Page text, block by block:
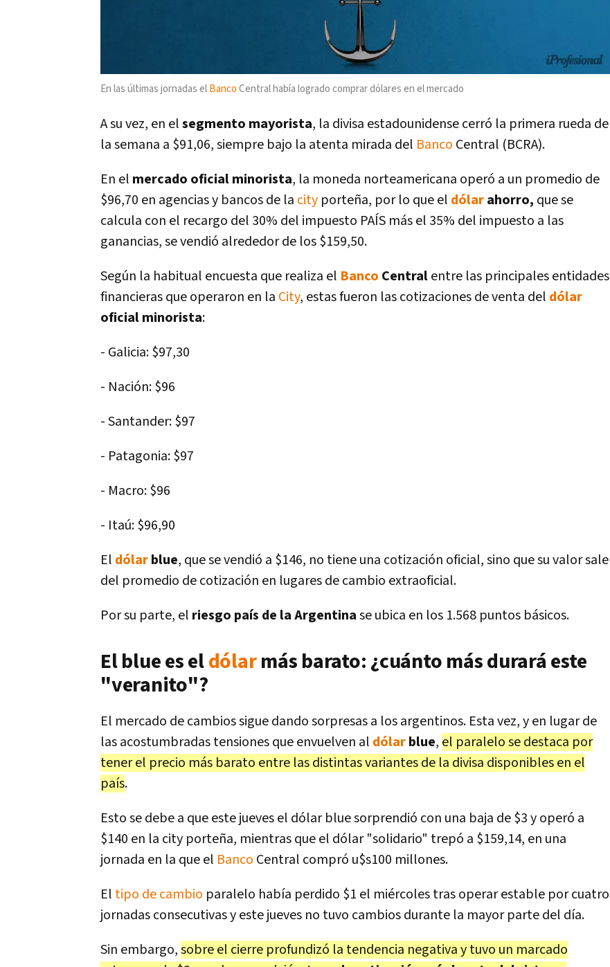
En las últimas jornadas el Banco Central había logrado comprar dólares en el mercado
A su vez, en elsegmento mayorista, la divisa estadounidense cerró la primera rueda de
la semana a $91,06, siempre bajo la atenta mirada del Banco Central (BCRA).
En el mercado oficial minorista, la moneda norteamericana operó a un promedio de
$96,70 en agencias y bancos de la city porteña, por lo que el dólarahorro, que se
calcula con el recargo del 30% del impuesto PAÍS más el 35% del impuesto a las
ganancias, se vendió alrededor de los $159,50.
Según la habitual encuesta que realiza el Banco Centralentre las principales entidades
financieras que operaron en la City, estas fueron las cotizaciones de venta del dólar
oficial minorista:
- Galicia: $97,30
- Nación: $96
- Santander: $97
- Patagonia: $97
- Macro: $96
- Itaú: $96,90
El dólarblue, que se vendió a $146, no tiene una cotización oficial, sino que su valor sale
del promedio de cotización en lugares de cambio extraoficial.
Por su parte, el riesgo país de la Argentinase ubica en los 1.568 puntos básicos.
El blue es eldólarmás barato: ¿cuánto más durará este
"veranito"?
El mercado de cambios sigue dando sorpresas a los argentinos. Esta vez, y en lugar de
las acostumbradas tensiones que envuelven al dólarblue, el paralelo se destaca por
tener el precio más barato entre las distintas variantes de la divisa disponibles en el
país.
Esto se debe a que este jueves el dólar blue sorprendió con una baja de $3 y operó a
$140 en la city porteña, mientras que el dólar "solidario" trepó a $159,14, en una
jornada en la que el Banco Central compró u$s100 millones.
El tipo de cambio paralelo había perdido $1 el miércoles tras operar estable por cuatro
jornadas consecutivas y este jueves no tuvo cambios durante la mayor parte del día.
Sin embargo,sobre el cierre profundizó la tendencia negativa y tuvo un marcado